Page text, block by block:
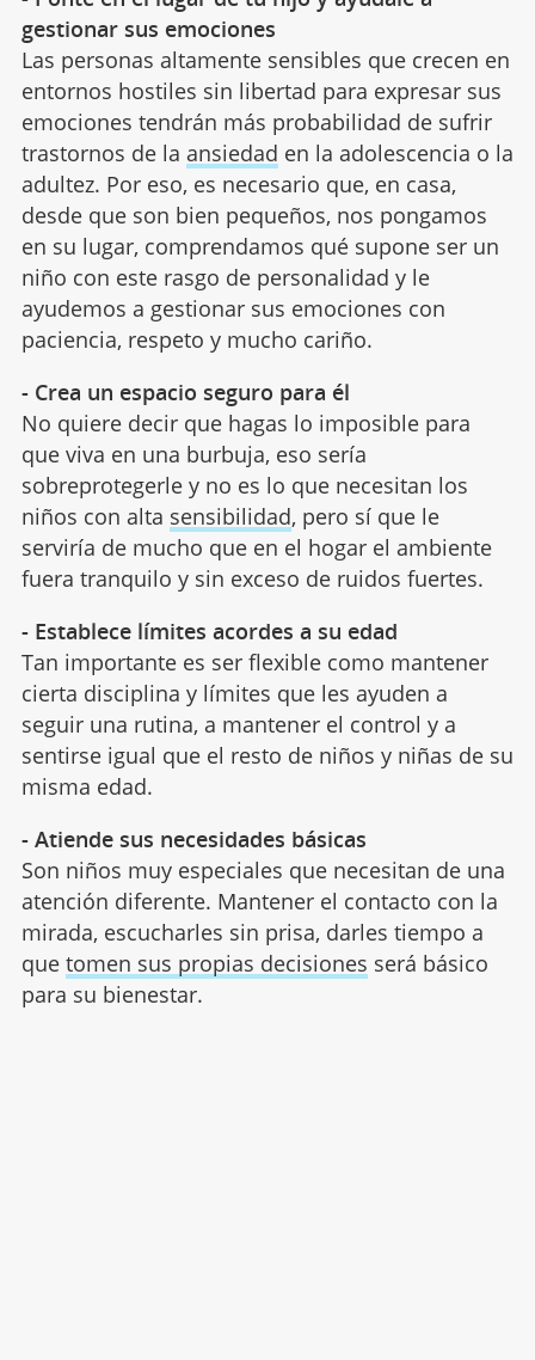
gestionar sus emociones
Las personas altamente sensibles que crecen en
entornos hostiles sin libertad para expresar sus
emociones tendrán más probabilidad de sufrir
trastornos de la ansiedad en la adolescencia o la
adultez. Por eso, es necesario que, en casa,
desde que son bien pequeños, nos pongamos
en su lugar, comprendamos qué supone ser un
niño con este rasgo de personalidad y le
ayudemos a gestionar sus emociones con
paciencia, respeto y mucho cariño.
- Crea un espacio seguro para él
No quiere decir que hagas lo imposible para
que viva en una burbuja, eso sería
sobreprotegerle y no es lo que necesitan los
niños con alta sensibilidad, pero sí que le
serviría de mucho que en el hogar el ambiente
fuera tranquilo y sin exceso de ruidos fuertes.
- Establece límites acordes a su edad
Tan importante es ser flexible como mantener
cierta disciplina y límites que les ayuden a
seguir una rutina, a mantener el control y a
sentirse igual que el resto de niños y niñas de su
misma edad.
- Atiende sus necesidades básicas
Son niños muy especiales que necesitan de una
atención diferente. Mantener el contacto con la
mirada, escucharles sin prisa, darles tiempo a
que tomen sus propias decisiones será básico
para su bienestar.